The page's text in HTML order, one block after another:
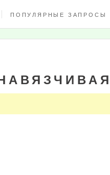
ПОПУЛЯРНЫЕ ЗАПРОСЫ